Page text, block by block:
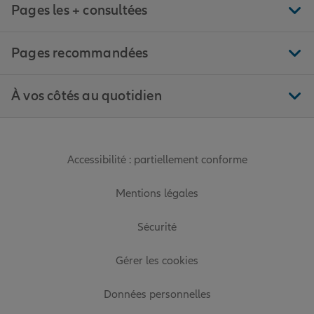
Pages les + consultées
Pages recommandées
À vos côtés au quotidien
Accessibilité : partiellement conforme
Mentions légales
Sécurité
Gérer les cookies
Données personnelles